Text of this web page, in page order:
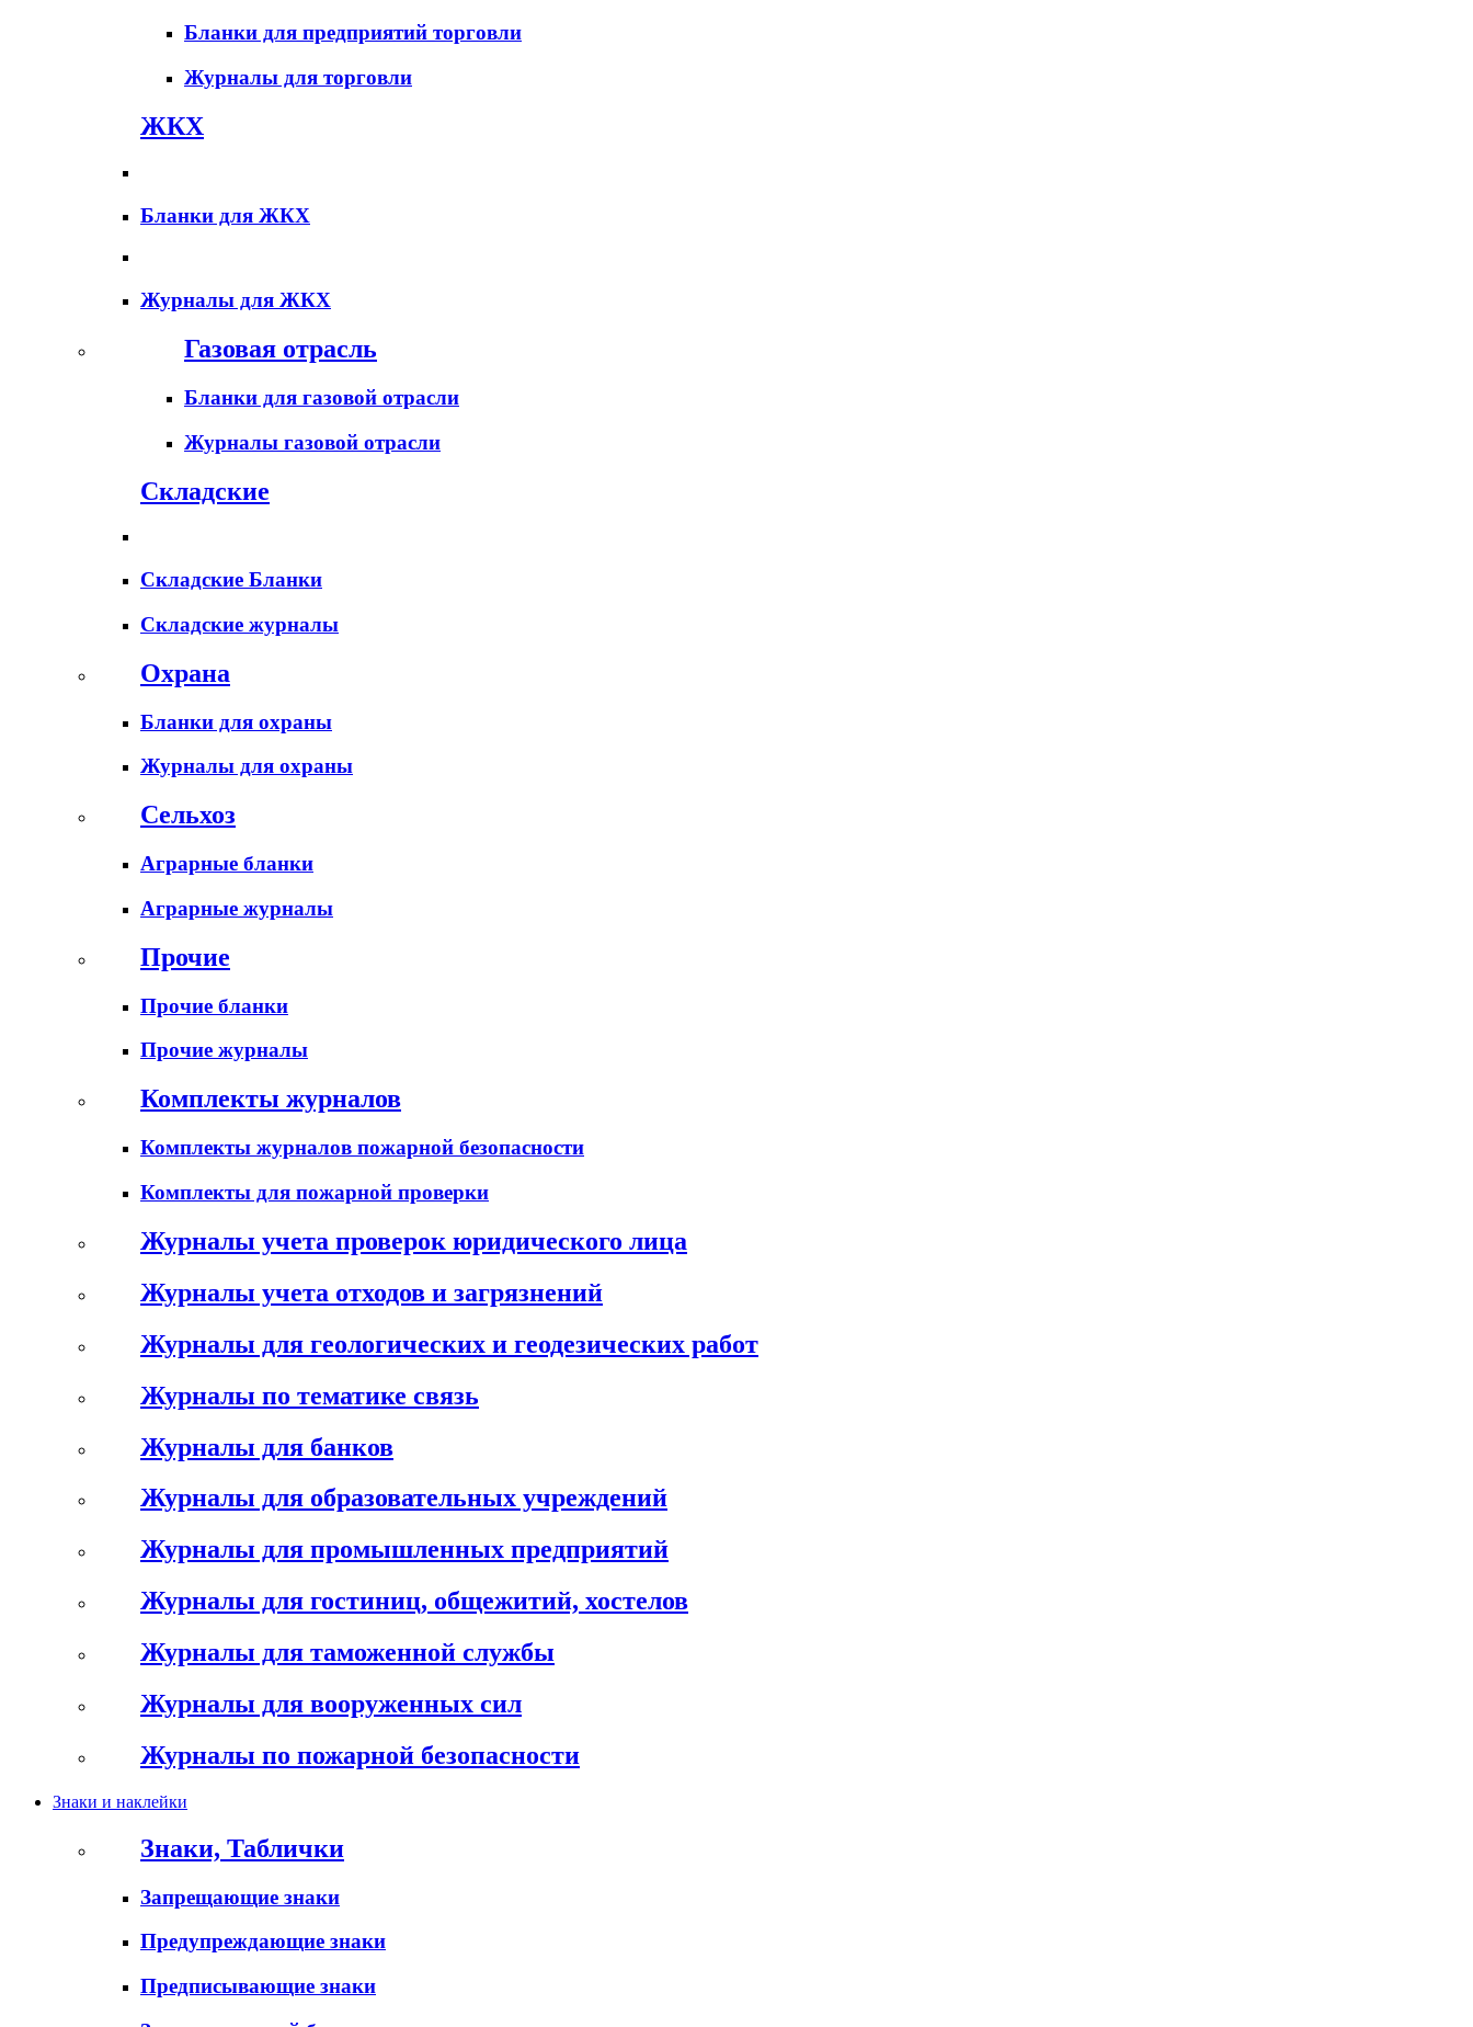
Бланки для предприятий торговли
Журналы для торговли
ЖКХ
Бланки для ЖКХ
Журналы для ЖКХ
Газовая отрасль
Бланки для газовой отрасли
Журналы газовой отрасли
Складские
Складские Бланки
Складские журналы
Охрана
Бланки для охраны
Журналы для охраны
Сельхоз
Аграрные бланки
Аграрные журналы
Прочие
Прочие бланки
Прочие журналы
Комплекты журналов
Комплекты журналов пожарной безопасности
Комплекты для пожарной проверки
Журналы учета проверок юридического лица
Журналы учета отходов и загрязнений
Журналы для геологических и геодезических работ
Журналы по тематике связь
Журналы для банков
Журналы для образовательных учреждений
Журналы для промышленных предприятий
Журналы для гостиниц, общежитий, хостелов
Журналы для таможенной службы
Журналы для вооруженных сил
Журналы по пожарной безопасности
Знаки и наклейки
Знаки, Таблички
Запрещающие знаки
Предупреждающие знаки
Предписывающие знаки